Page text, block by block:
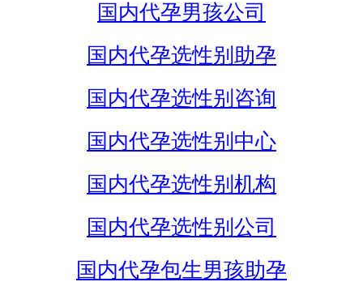
国内代孕男孩公司
国内代孕选性别助孕
国内代孕选性别咨询
国内代孕选性别中心
国内代孕选性别机构
国内代孕选性别公司
国内代孕包生男孩助孕